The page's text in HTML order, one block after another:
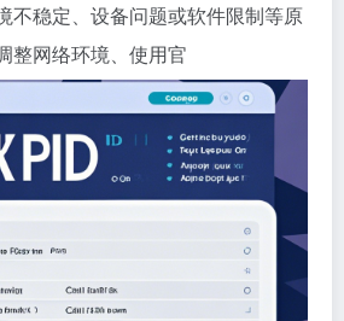
不稳定、设备问题或软件限制等原
整网络环境、使用官